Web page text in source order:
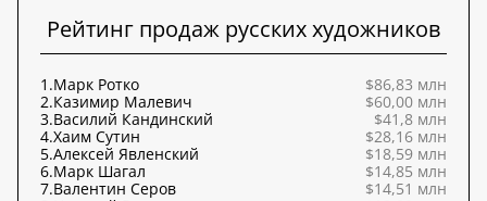
Рейтинг продаж русских художников
1.Марк Ротко
$86,83 млн
2.Казимир Малевич
$60,00 млн
3.Василий Кандинский
$41,8 млн
4.Хаим Сутин
$28,16 млн
5.Алексей Явленский
$18,59 млн
6.Марк Шагал
$14,85 млн
7.Валентин Серов
$14,51 млн